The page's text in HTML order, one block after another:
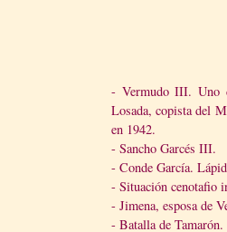
- Vermudo III. Uno
Losada, copista del
en 1942.
- Sancho Garcés III.
- Conde García.
- Situación cenotafio
- Jimena, esposa de
- Batalla de